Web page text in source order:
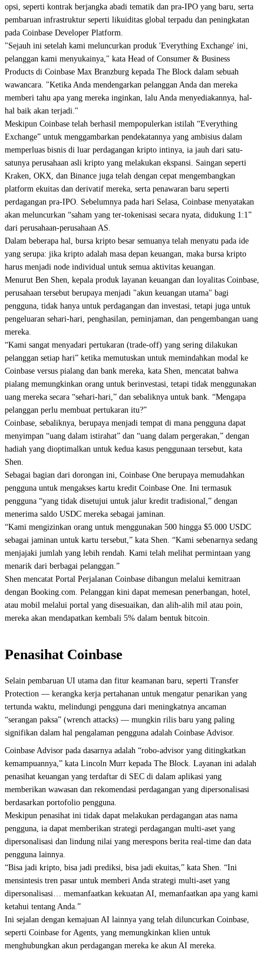
opsi, seperti kontrak berjangka abadi tematik dan pra-IPO yang baru, serta
pembaruan infrastruktur seperti likuiditas global terpadu dan peningkatan
pada Coinbase Developer Platform.
"Sejauh ini setelah kami meluncurkan produk 'Everything Exchange' ini,
pelanggan kami menyukainya," kata Head of Consumer & Business
Products di Coinbase Max Branzburg kepada The Block dalam sebuah
wawancara. "Ketika Anda mendengarkan pelanggan Anda dan mereka
memberi tahu apa yang mereka inginkan, lalu Anda menyediakannya, hal-
hal baik akan terjadi."
Meskipun Coinbase telah berhasil mempopulerkan istilah “Everything
Exchange” untuk menggambarkan pendekatannya yang ambisius dalam
memperluas bisnis di luar perdagangan kripto intinya, ia jauh dari satu-
satunya perusahaan asli kripto yang melakukan ekspansi. Saingan seperti
Kraken, OKX, dan Binance juga telah dengan cepat mengembangkan
platform ekuitas dan derivatif mereka, serta penawaran baru seperti
perdagangan pra-IPO. Sebelumnya pada hari Selasa, Coinbase menyatakan
akan meluncurkan “saham yang ter-tokenisasi secara nyata, didukung 1:1”
dari perusahaan-perusahaan AS.
Dalam beberapa hal, bursa kripto besar semuanya telah menyatu pada ide
yang serupa: jika kripto adalah masa depan keuangan, maka bursa kripto
harus menjadi node individual untuk semua aktivitas keuangan.
Menurut Ben Shen, kepala produk layanan keuangan dan loyalitas Coinbase,
perusahaan tersebut berupaya menjadi "akun keuangan utama" bagi
pengguna, tidak hanya untuk perdagangan dan investasi, tetapi juga untuk
pengeluaran sehari-hari, penghasilan, peminjaman, dan pengembangan uang
mereka.
“Kami sangat menyadari pertukaran (trade-off) yang sering dilakukan
pelanggan setiap hari” ketika memutuskan untuk memindahkan modal ke
Coinbase versus pialang dan bank mereka, kata Shen, mencatat bahwa
pialang memungkinkan orang untuk berinvestasi, tetapi tidak menggunakan
uang mereka secara “sehari-hari,” dan sebaliknya untuk bank. “Mengapa
pelanggan perlu membuat pertukaran itu?”
Coinbase, sebaliknya, berupaya menjadi tempat di mana pengguna dapat
menyimpan “uang dalam istirahat” dan “uang dalam pergerakan,” dengan
hadiah yang dioptimalkan untuk kedua kasus penggunaan tersebut, kata
Shen.
Sebagai bagian dari dorongan ini, Coinbase One berupaya memudahkan
pengguna untuk mengakses kartu kredit Coinbase One. Ini termasuk
pengguna “yang tidak disetujui untuk jalur kredit tradisional,” dengan
menerima saldo USDC mereka sebagai jaminan.
“Kami mengizinkan orang untuk menggunakan 500 hingga $5.000 USDC
sebagai jaminan untuk kartu tersebut,” kata Shen. “Kami sebenarnya sedang
menjajaki jumlah yang lebih rendah. Kami telah melihat permintaan yang
menarik dari berbagai pelanggan.”
Shen mencatat Portal Perjalanan Coinbase dibangun melalui kemitraan
dengan Booking.com. Pelanggan kini dapat memesan penerbangan, hotel,
atau mobil melalui portal yang disesuaikan, dan alih-alih mil atau poin,
mereka akan mendapatkan kembali 5% dalam bentuk bitcoin.
Penasihat Coinbase
Selain pembaruan UI utama dan fitur keamanan baru, seperti Transfer
Protection — kerangka kerja pertahanan untuk mengatur penarikan yang
tertunda waktu, melindungi pengguna dari meningkatnya ancaman
“serangan paksa” (wrench attacks) — mungkin rilis baru yang paling
signifikan dalam hal pengalaman pengguna adalah Coinbase Advisor.
Coinbase Advisor pada dasarnya adalah “robo-advisor yang ditingkatkan
kemampuannya,” kata Lincoln Murr kepada The Block. Layanan ini adalah
penasihat keuangan yang terdaftar di SEC di dalam aplikasi yang
memberikan wawasan dan rekomendasi perdagangan yang dipersonalisasi
berdasarkan portofolio pengguna.
Meskipun penasihat ini tidak dapat melakukan perdagangan atas nama
pengguna, ia dapat memberikan strategi perdagangan multi-aset yang
dipersonalisasi dan lindung nilai yang merespons berita real-time dan data
pengguna lainnya.
“Bisa jadi kripto, bisa jadi prediksi, bisa jadi ekuitas,” kata Shen. “Ini
mensintesis tren pasar untuk memberi Anda strategi multi-aset yang
dipersonalisasi… memanfaatkan kekuatan AI, memanfaatkan apa yang kami
ketahui tentang Anda.”
Ini sejalan dengan kemajuan AI lainnya yang telah diluncurkan Coinbase,
seperti Coinbase for Agents, yang memungkinkan klien untuk
menghubungkan akun perdagangan mereka ke akun AI mereka.